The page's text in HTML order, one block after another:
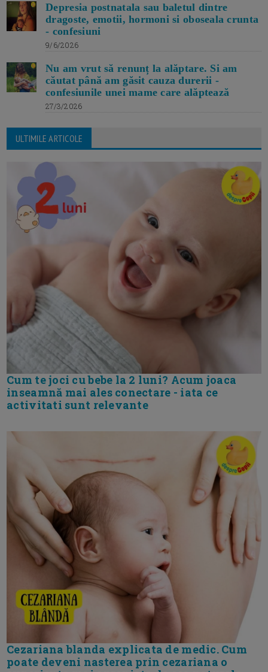
Depresia postnatala sau baletul dintre
dragoste, emotii, hormoni si oboseala crunta
- confesiuni
9/6/2026
Nu am vrut să renunț la alăptare. Si am
căutat până am găsit cauza durerii -
confesiunile unei mame care alăptează
27/3/2026
ULTIMILE ARTICOLE
Cum te joci cu bebe la 2 luni? Acum joaca
inseamnă mai ales conectare - iata ce
activitati sunt relevante
Cezariana blanda explicata de medic. Cum
poate deveni nasterea prin cezariana o